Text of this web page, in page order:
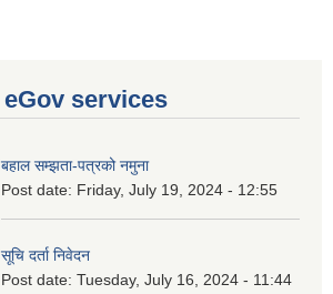
eGov services
बहाल सम्झता-पत्रको नमुना
Post date: Friday, July 19, 2024 - 12:55
सूचि दर्ता निवेदन
Post date: Tuesday, July 16, 2024 - 11:44